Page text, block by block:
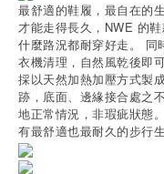
最舒適的鞋履，最自在的
才能走得長久，NWE 的
什麼路況都耐穿好走。 同
衣機清理，自然風乾後即
採以天然加熱加壓方式製
跡，底面、邊緣接合處之
地正常情況，非瑕疵狀態
有最舒適也最耐久的步行